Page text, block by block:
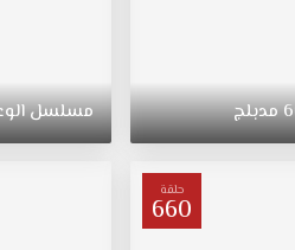
مدبلج مسلسل
حلقة
660